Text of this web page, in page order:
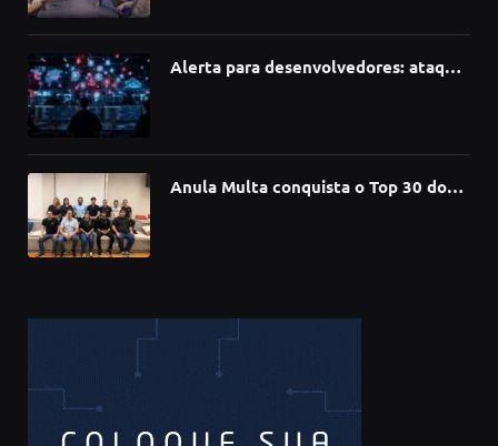
Alerta para desenvolvedores: ataque
Anula Multa conquista o Top 30 do